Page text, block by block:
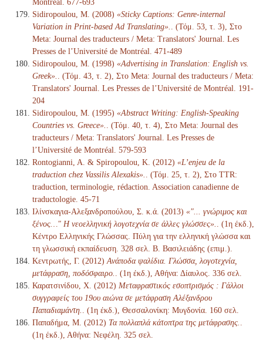
Montréal. 677-693
Sidiropoulou, M. (2008) «Sticky Captions: Genre-internal
Variation in Print-based Ad Translating».
. (Τόμ. 53, τ. 3), Στο
Meta: Journal des traducteurs / Meta: Translators' Journal. Les
Presses de l’Université de Montréal. 471-489
Sidiropoulou, M. (1998) «Advertising in Translation: English vs.
Greek».
. (Τόμ. 43, τ. 2), Στο Meta: Journal des traducteurs / Meta:
Translators' Journal. Les Presses de l’Université de Montréal. 191-
204
Sidiropoulou, M. (1995) «Abstract Writing: English-Speaking
Countries vs. Greece».
. (Τόμ. 40, τ. 4), Στο Meta: Journal des
traducteurs / Meta: Translators' Journal. Les Presses de
l’Université de Montréal. 579-593
Rontogianni, A. & Spiropoulou, K. (2012) «L’enjeu de la
traduction chez Vassilis Alexakis».
. (Τόμ. 25, τ. 2), Στο TTR:
traduction, terminologie, rédaction. Association canadienne de
traductologie. 45-71
Ιλίνσκαγια-Αλεξανδροπούλου, Σ. κ.ά. (2013) «"... γνώριμος και
ξένος…" Η νεοελληνική λογοτεχνία σε άλλες γλώσσες».
. (1η έκδ.),
Κέντρο Ελληνικής Γλώσσας. Πύλη για την ελληνική γλώσσα και
τη γλωσσική εκπαίδευση. 328 σελ. Β. Βασιλειάδης (επιμ.).
Κεντρωτής, Γ. (2012) Ανάποδα ψαλίδια. Γλώσσα, λογοτεχνία,
μετάφραση, ποδόσφαιρο.
. (1η έκδ.), Αθήνα: Δίαυλος. 336 σελ.
Καρατσινίδου, Χ. (2012) Μεταφραστικός εσοπτρισμός : Γάλλοι
συγγραφείς του 19ου αιώνα σε μετάφραση Αλέξανδρου
Παπαδιαμάντη.
. (1η έκδ.), Θεσσαλονίκη: Μυγδονία. 160 σελ.
Παπαδήμα, Μ. (2012) Τα πολλαπλά κάτοπτρα της μετάφρασης.
(1η έκδ.), Αθήνα: Νεφέλη. 325 σελ.